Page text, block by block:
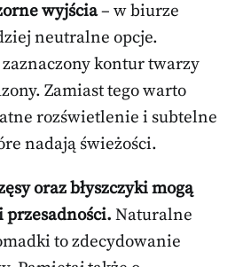
wyjścia– w biurze
neutralne opcje.
kontur twarzy
Zamiast tego warto
rozświetlenie i subtelne
nadają świeżości.
oraz błyszczyki mogą
przesadności. Naturalne
to zdecydowanie